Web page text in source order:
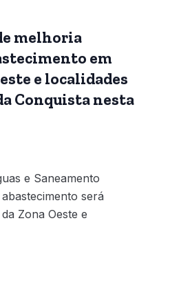
melhoria
em
e localidades
Conquista nesta
e Saneamento
será
Zona Oeste e